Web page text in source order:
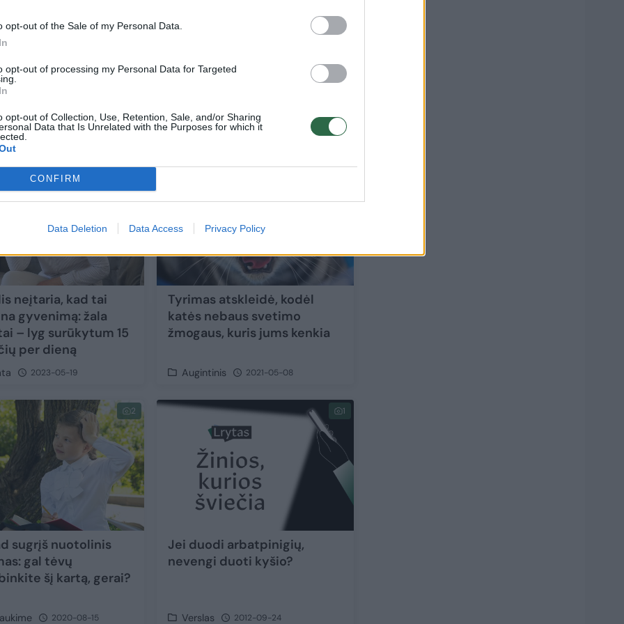
opt-out of the Sale of my Personal Data.
opt-out of processing my Personal Data for Targeted
opt-out of Collection, Use, Retention, Sale, and/or Sharing
Data that Is Unrelated with the Purposes for which it
CONFIRM
Data Deletion Data Access Privacy Policy
Šimtametės gydytojas atskleidė, ką senjorė
darė kitaip – neatsispyrė medikų išpeiktam
Sveikata 2024-05-31
4
neįtaria, kad tai
gyvenimą: žala
– lyg surūkytum 15
per dieną
2023-05-19
1
Tyrimas atskleidė, kodėl
katės nebaus svetimo
žmogaus, kuris jums kenkia
Augintinis 2021-05-08
2
sugrįš nuotolinis
gal tėvų
šį kartą, gerai?
2020-08-15
1
Jei duodi arbatpinigių,
nevengi duoti kyšio?
Verslas 2012-09-24